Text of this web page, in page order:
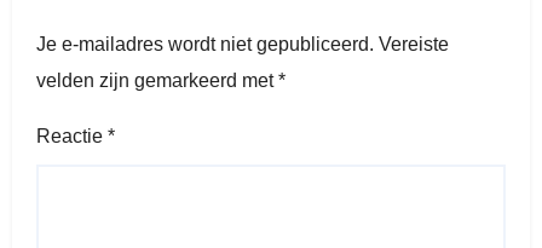
Je e-mailadres wordt niet gepubliceerd. Vereiste
velden zijn gemarkeerd met*
Reactie *